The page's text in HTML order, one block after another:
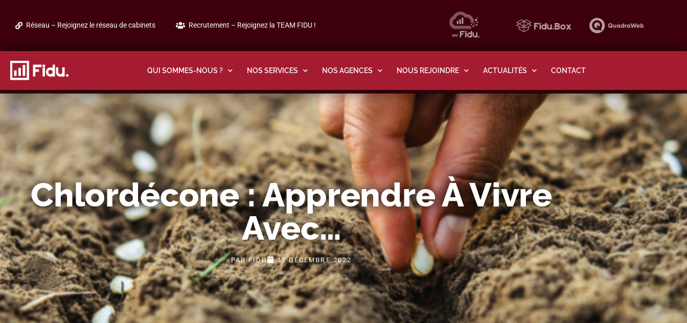
Réseau – Rejoignez le réseau de cabinets Recrutement – Rejoignez la TEAM FIDU !
QUI SOMMES-NOUS ? NOS SERVICES NOS AGENCES NOUS REJOINDRE ACTUALITÉS CONTACT
Chlordécone : Apprendre À Vivre
Avec…
PARFIDU 13 DÉCEMBRE 2022